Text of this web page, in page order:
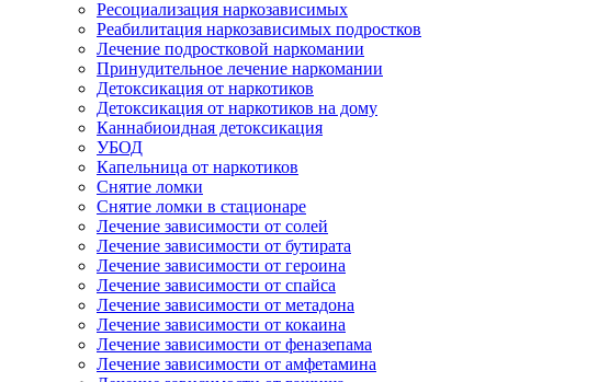
Ресоциализация наркозависимых
Реабилитация наркозависимых подростков
Лечение подростковой наркомании
Принудительное лечение наркомании
Детоксикация от наркотиков
Детоксикация от наркотиков на дому
Каннабиоидная детоксикация
УБОД
Капельница от наркотиков
Снятие ломки
Снятие ломки в стационаре
Лечение зависимости от солей
Лечение зависимости от бутирата
Лечение зависимости от героина
Лечение зависимости от спайса
Лечение зависимости от метадона
Лечение зависимости от кокаина
Лечение зависимости от феназепама
Лечение зависимости от амфетамина